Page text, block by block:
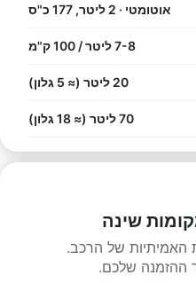
אוטומטי · 2 ליטר, 177 כ"ס
7-8 ליטר / 100 ק"מ
20 ליטר (≈ 5 גלון)
70 ליטר (≈ 18 גלון)
שינה
האמיתיות של הרכב.
ההזמנה שלכם.